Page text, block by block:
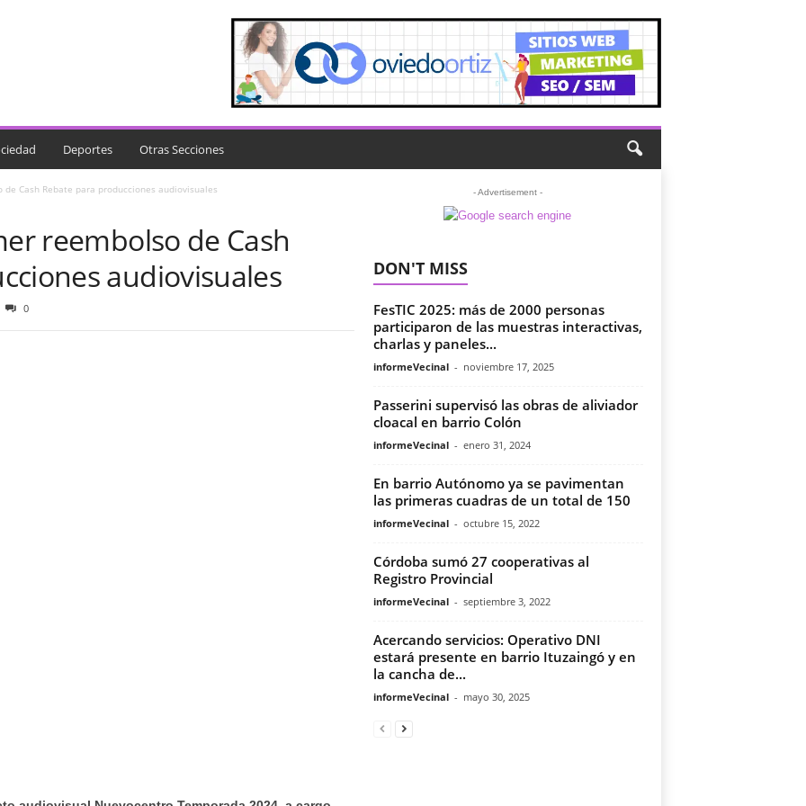
Deportes Otras Secciones
Cash Rebate para producciones audiovisuales
reembolso de Cash
audiovisuales
0
- Advertisement -
DON'T MISS
FesTIC 2025: más de 2000 personas
participaron de las muestras interactivas,
charlas y paneles...
informeVecinal - noviembre 17, 2025
Passerini supervisó las obras de aliviador
cloacal en barrio Colón
informeVecinal - enero 31, 2024
En barrio Autónomo ya se pavimentan
las primeras cuadras de un total de 150
informeVecinal - octubre 15, 2022
Córdoba sumó 27 cooperativas al
Registro Provincial
informeVecinal - septiembre 3, 2022
Acercando servicios: Operativo DNI
estará presente en barrio Ituzaingó y en
la cancha de...
informeVecinal - mayo 30, 2025